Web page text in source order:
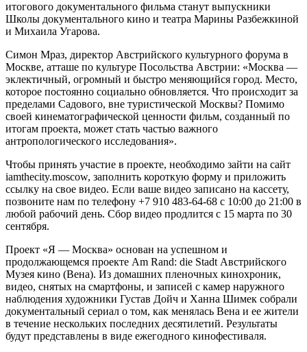
итогового документального фильма станут выпускники
Школы документального кино и театра Марины Разбежкиной
и Михаила Угарова.
Симон Мраз, директор Австрийского культурного форума в
Москве, атташе по культуре Посольства Австрии: «Москва —
эклектичный, огромный и быстро меняющийся город. Место,
которое постоянно социально обновляется. Что происходит за
пределами Садового, вне туристической Москвы? Помимо
своей кинематографической ценности фильм, созданный по
итогам проекта, может стать частью важного
антропологического исследования».
Чтобы принять участие в проекте, необходимо зайти на сайт
iamthecity.moscow, заполнить короткую форму и приложить
ссылку на свое видео. Если ваше видео записано на кассету,
позвоните нам по телефону +7 910 483-64-68 с 10:00 до 21:00 в
любой рабочий день. Сбор видео продлится с 15 марта по 30
сентября.
Проект «Я — Москва» основан на успешном и
продолжающемся проекте Am Rand: die Stadt Австрийского
Музея кино (Вена). Из домашних пленочных кинохроник,
видео, снятых на смартфоны, и записей с камер наружного
наблюдения художники Густав Дойч и Ханна Шимек собрали
документальный сериал о том, как менялась Вена и ее жители
в течение нескольких последних десятилетий. Результаты
будут представлены в виде ежегодного кинофестиваля.